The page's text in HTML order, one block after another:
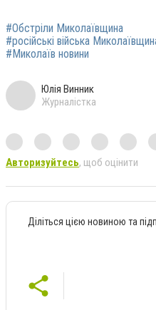
#Обстріли Миколаївщина
#російські війська
#Миколаїв новини
Юлія Винник
Журналістка
Авторизуйтесь, щоб оцінити
Діліться цією новиною та